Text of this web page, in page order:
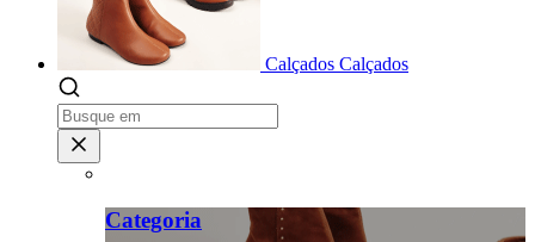
Calçados Calçados
Categoria